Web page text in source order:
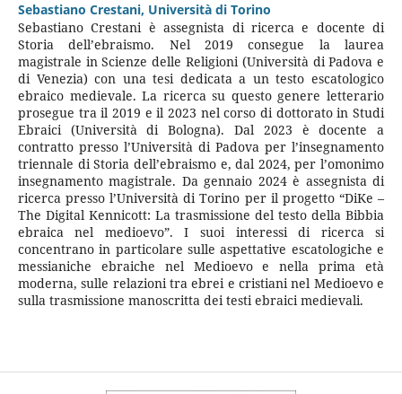
Sebastiano Crestani, Università di Torino
Sebastiano Crestani è assegnista di ricerca e docente di
Storia dell’ebraismo. Nel 2019 consegue la laurea
magistrale in Scienze delle Religioni (Università di Padova e
di Venezia) con una tesi dedicata a un testo escatologico
ebraico medievale. La ricerca su questo genere letterario
prosegue tra il 2019 e il 2023 nel corso di dottorato in Studi
Ebraici (Università di Bologna). Dal 2023 è docente a
contratto presso l’Università di Padova per l’insegnamento
triennale di Storia dell’ebraismo e, dal 2024, per l’omonimo
insegnamento magistrale. Da gennaio 2024 è assegnista di
ricerca presso l’Università di Torino per il progetto “DiKe –
The Digital Kennicott: La trasmissione del testo della Bibbia
ebraica nel medioevo”. I suoi interessi di ricerca si
concentrano in particolare sulle aspettative escatologiche e
messianiche ebraiche nel Medioevo e nella prima età
moderna, sulle relazioni tra ebrei e cristiani nel Medioevo e
sulla trasmissione manoscritta dei testi ebraici medievali.